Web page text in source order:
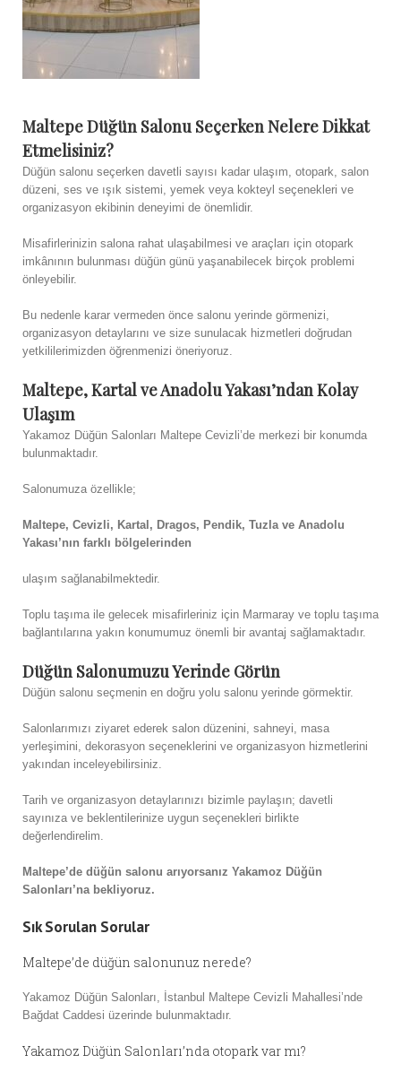
Maltepe Düğün Salonu Seçerken Nelere Dikkat
Etmelisiniz?
Düğün salonu seçerken davetli sayısı kadar ulaşım, otopark, salon
düzeni, ses ve ışık sistemi, yemek veya kokteyl seçenekleri ve
organizasyon ekibinin deneyimi de önemlidir.
Misafirlerinizin salona rahat ulaşabilmesi ve araçları için otopark
imkânının bulunması düğün günü yaşanabilecek birçok problemi
önleyebilir.
Bu nedenle karar vermeden önce salonu yerinde görmenizi,
organizasyon detaylarını ve size sunulacak hizmetleri doğrudan
yetkililerimizden öğrenmenizi öneriyoruz.
Maltepe, Kartal ve Anadolu Yakası’ndan Kolay
Ulaşım
Yakamoz Düğün Salonları Maltepe Cevizli’de merkezi bir konumda
bulunmaktadır.
Salonumuza özellikle;
Maltepe, Cevizli, Kartal, Dragos, Pendik, Tuzla ve Anadolu
Yakası’nın farklı bölgelerinden
ulaşım sağlanabilmektedir.
Toplu taşıma ile gelecek misafirleriniz için Marmaray ve toplu taşıma
bağlantılarına yakın konumumuz önemli bir avantaj sağlamaktadır.
Düğün Salonumuzu Yerinde Görün
Düğün salonu seçmenin en doğru yolu salonu yerinde görmektir.
Salonlarımızı ziyaret ederek salon düzenini, sahneyi, masa
yerleşimini, dekorasyon seçeneklerini ve organizasyon hizmetlerini
yakından inceleyebilirsiniz.
Tarih ve organizasyon detaylarınızı bizimle paylaşın; davetli
sayınıza ve beklentilerinize uygun seçenekleri birlikte
değerlendirelim.
Maltepe’de düğün salonu arıyorsanız Yakamoz Düğün
Salonları’na bekliyoruz.
Sık Sorulan Sorular
Maltepe’de düğün salonunuz nerede?
Yakamoz Düğün Salonları, İstanbul Maltepe Cevizli Mahallesi’nde
Bağdat Caddesi üzerinde bulunmaktadır.
Yakamoz Düğün Salonları’nda otopark var mı?